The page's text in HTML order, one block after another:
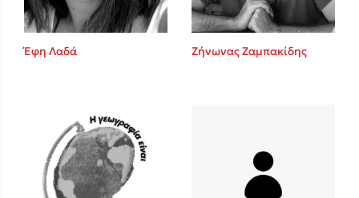
Έφη Λαδά Ζήνωνας Ζαμπακίδης